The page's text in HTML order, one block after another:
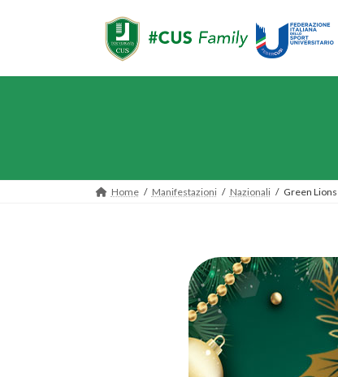
Home Manifestazioni Nazionali Green